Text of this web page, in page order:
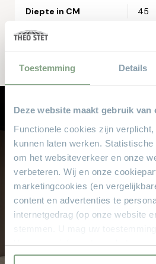
Toestemming Details
Deze website maakt gebruik van
Functionele cookies zijn
kunnen laten werken.
om het websiteverkeer en onze
verbeteren. Wij en onze
marketingcookies (en
content en advertenties te
internetgedrag (op onze website
Voor meer informatie en het
onze website verwijzen wij u naar
Postcode*
Woonplaats*
Let op: zorg dat alle velden met
Diepte in CM 45
Hoogte in CM
Laat je
bij Theo Stet
Onze verkoopspecialisten met
ervaring helpen u graag met het
uw droominterieur.